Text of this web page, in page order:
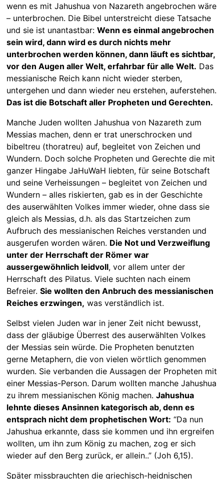
wenn es mit Jahushua von Nazareth angebrochen wäre
– unterbrochen. Die Bibel unterstreicht diese Tatsache
und sie ist unantastbar: Wenn es einmal angebrochen
sein wird, dann wird es durch nichts mehr
unterbrochen werden können, dann läuft es sichtbar,
vor den Augen aller Welt, erfahrbar für alle Welt. Das
messianische Reich kann nicht wieder sterben,
untergehen und dann wieder neu erstehen, auferstehen.
Das ist die Botschaft aller Propheten und Gerechten.
Manche Juden wollten Jahushua von Nazareth zum
Messias machen, denn er trat unerschrocken und
bibeltreu (thoratreu) auf, begleitet von Zeichen und
Wundern. Doch solche Propheten und Gerechte die mit
ganzer Hingabe JaHuWaH liebten, für seine Botschaft
und seine Verheissungen – begleitet von Zeichen und
Wundern – alles riskierten, gab es in der Geschichte
des auserwählten Volkes immer wieder, ohne dass sie
gleich als Messias, d.h. als das Startzeichen zum
Aufbruch des messianischen Reiches verstanden und
ausgerufen worden wären. Die Not und Verzweiflung
unter der Herrschaft der Römer war
aussergewöhnlich leidvoll, vor allem unter der
Herrschaft des Pilatus. Viele suchten nach einem
Befreier. Sie wollten den Anbruch des messianischen
Reiches erzwingen, was verständlich ist.
Selbst vielen Juden war in jener Zeit nicht bewusst,
dass der gläubige Überrest des auserwählten Volkes
der Messias sein würde. Die Propheten benutzten
gerne Metaphern, die von vielen wörtlich genommen
wurden. Sie verbanden die Aussagen der Propheten mit
einer Messias-Person. Darum wollten manche Jahushua
zu ihrem messianischen König machen. Jahushua
lehnte dieses Ansinnen kategorisch ab, denn es
entsprach nicht dem prophetischen Wort: “Da nun
Jahushua erkannte, dass sie kommen und ihn ergreifen
wollten, um ihn zum König zu machen, zog er sich
wieder auf den Berg zurück, er allein..” (Joh 6,15).
Später missbrauchten die griechisch-heidnischen